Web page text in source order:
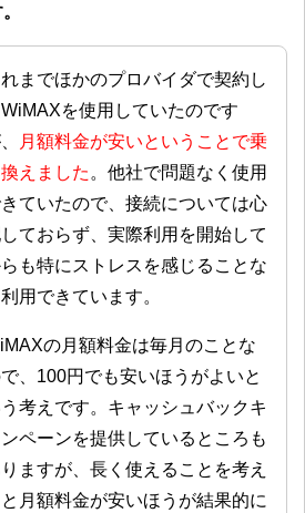
までほかのプロバイダで契約し
を使用していたのです
月額料金が安いということで乗
換えました 。他社で問題なく使用
ていたので、接続については心
ておらず、実際利用を開始して
も特にストレスを感じることな
利用できています。
の月額料金は毎月のことな
、100円でも安いほうがよいと
考えです。キャッシュバックキ
ペーンを提供しているところも
ますが、長く使えることを考え
月額料金が安いほうが結果的に